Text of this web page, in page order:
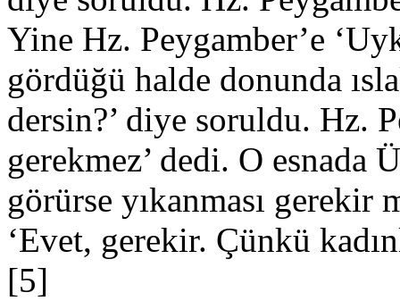
Yine Hz. Peygamber’e
gördüğü halde do­nunda
dersin?’ diye soruldu. Hz.
gerekmez’ dedi. O esnada
görürse yıkanması gerekir
‘Evet, gerekir. Çünkü
[5]